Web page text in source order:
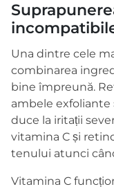
Una dintre cele
combinarea
bine împreună.
ambele exfoliante
duce la iritații
vitamina C și
tenului atunci
Vitamina C